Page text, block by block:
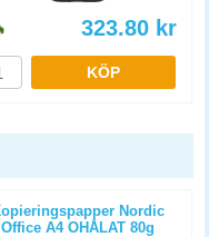
323.80 kr
KÖP
Nordic
Office A4 OHÅLAT 80g